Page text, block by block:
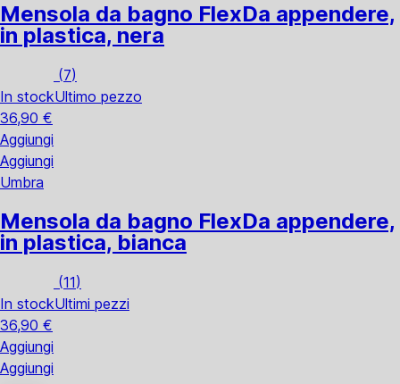
Mensola da bagno FlexDa appendere,
in plastica, nera
(7)
In stockUltimo pezzo
36,90 €
Aggiungi
Aggiungi
Umbra
Mensola da bagno FlexDa appendere,
in plastica, bianca
(11)
In stockUltimi pezzi
36,90 €
Aggiungi
Aggiungi